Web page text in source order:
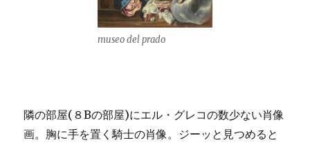
museo del prado
隣の部屋(８Bの部屋)にエル・グレコの数少ない肖像
画。胸に手を置く騎士の肖像。ジーッと見つめると